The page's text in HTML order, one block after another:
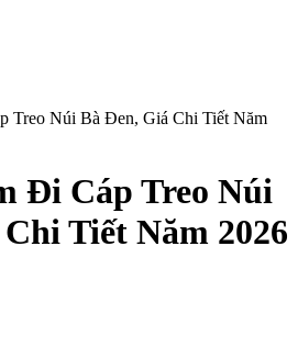
Treo Núi Bà Đen, Giá Chi Tiết Năm
Đi Cáp Treo Núi
Tiết Năm 2026